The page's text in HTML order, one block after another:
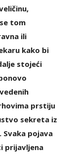
tom
ili
kako bi
stojeći
prstiju
sekreta iz
Svaka pojava
prijavljena